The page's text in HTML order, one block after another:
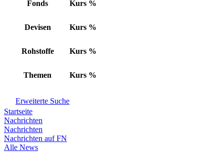
Fonds Kurs %
Devisen Kurs %
Rohstoffe Kurs %
Themen Kurs %
Erweiterte Suche
Startseite
Nachrichten
Nachrichten
Nachrichten auf FN
Alle News